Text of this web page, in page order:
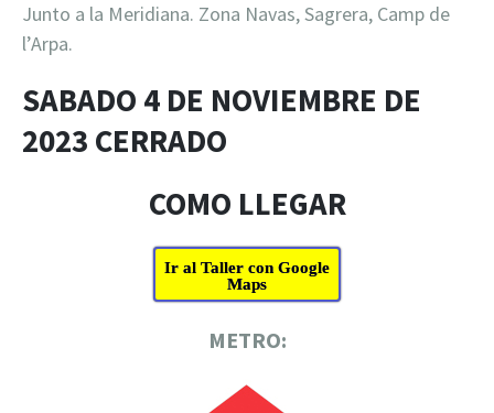
Junto a la Meridiana. Zona Navas, Sagrera, Camp de
l’Arpa.
SABADO 4 DE NOVIEMBRE DE
2023 CERRADO
COMO LLEGAR
Ir al Taller con Google
Maps
METRO: